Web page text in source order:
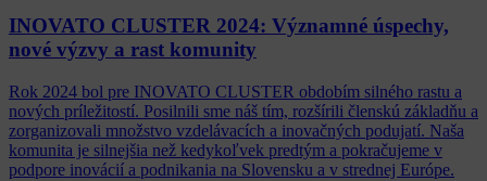
INOVATO CLUSTER 2024: Významné úspechy,
nové výzvy a rast komunity
Rok 2024 bol pre INOVATO CLUSTER obdobím silného rastu a
nových príležitostí. Posilnili sme náš tím, rozšírili členskú základňu a
zorganizovali množstvo vzdelávacích a inovačných podujatí. Naša
komunita je silnejšia než kedykoľvek predtým a pokračujeme v
podpore inovácií a podnikania na Slovensku a v strednej Európe.